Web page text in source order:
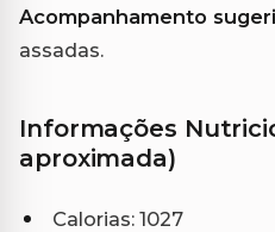
Acompanhamento
assadas.
Informações
aproximada)
Calorias: 1027